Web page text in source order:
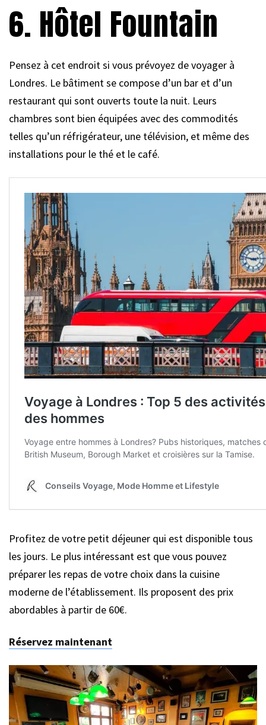
6. Hôtel Fountain
Pensez à cet endroit si vous prévoyez de voyager à
Londres. Le bâtiment se compose d’un bar et d’un
restaurant qui sont ouverts toute la nuit. Leurs
chambres sont bien équipées avec des commodités
telles qu’un réfrigérateur, une télévision, et même des
installations pour le thé et le café.
Profitez de votre petit déjeuner qui est disponible tous
les jours. Le plus intéressant est que vous pouvez
préparer les repas de votre choix dans la cuisine
moderne de l’établissement. Ils proposent des prix
abordables à partir de 60€.
Réservez maintenant